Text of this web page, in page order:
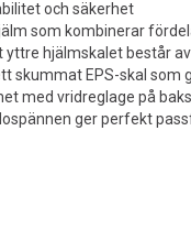
och säkerhet
som kombinerar
hjälmskalet består
skummat EPS-skal som
med vridreglage på
ger perfekt